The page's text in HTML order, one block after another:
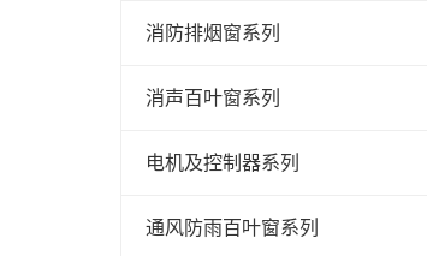
消防排烟窗系列
消声百叶窗系列
电机及控制器系列
通风防雨百叶窗系列